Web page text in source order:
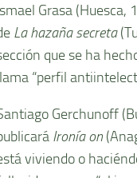
Grasa (Huesca,
La hazaña secreta
que se ha
“perfil
Gerchunoff
Ironía on
viviendo o